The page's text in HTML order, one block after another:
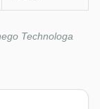
Technologa